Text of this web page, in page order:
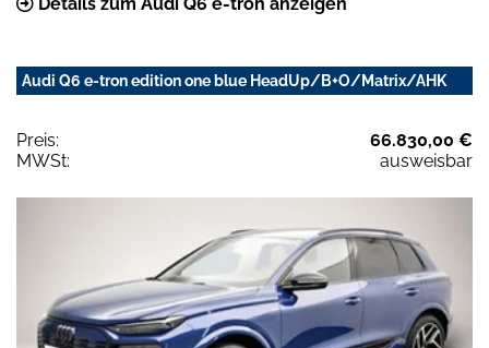
Audi Q6 e-tron edition one blue HeadUp/B+O/Matrix/AHK
Preis:
66.830,00 €
MWSt:
ausweisbar